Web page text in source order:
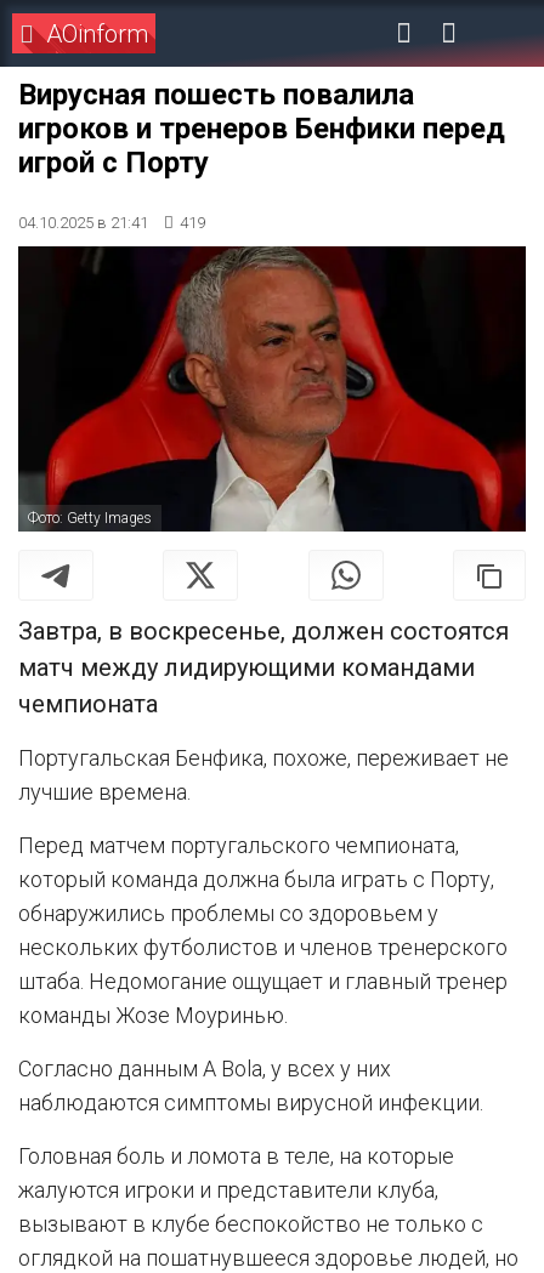
AOinform
Вирусная пошесть повалила
игроков и тренеров Бенфики перед
игрой с Порту
04.10.2025 в 21:41 419
Фото: Getty Images
Завтра, в воскресенье, должен состоятся
матч между лидирующими командами
чемпионата
Португальская Бенфика, похоже, переживает не
лучшие времена.
Перед матчем португальского чемпионата,
который команда должна была играть с Порту,
обнаружились проблемы со здоровьем у
нескольких футболистов и членов тренерского
штаба. Недомогание ощущает и главный тренер
команды Жозе Моуринью.
Согласно данным A Bola, у всех у них
наблюдаются симптомы вирусной инфекции.
Головная боль и ломота в теле, на которые
жалуются игроки и представители клуба,
вызывают в клубе беспокойство не только с
оглядкой на пошатнувшееся здоровье людей, но